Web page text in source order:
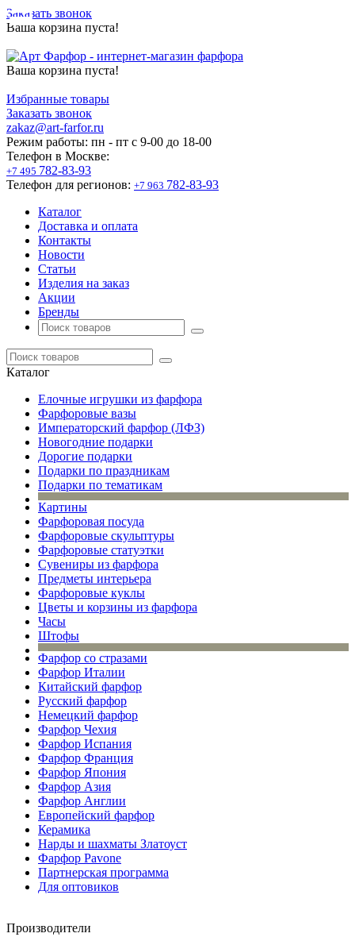
Заказать звонок
Ваша корзина пуста!
Ваша корзина пуста!
Избранные товары
Заказать звонок
zakaz@art-farfor.ru
Режим работы: пн - пт c 9-00 до 18-00
Телефон в Москве:
+7 495 782-83-93
Телефон для регионов: +7 963 782-83-93
Каталог
Доставка и оплата
Контакты
Новости
Статьи
Изделия на заказ
Акции
Бренды
Каталог
Елочные игрушки из фарфора
Фарфоровые вазы
Императорский фарфор (ЛФЗ)
Новогодние подарки
Дорогие подарки
Подарки по праздникам
Подарки по тематикам
Картины
Фарфоровая посуда
Фарфоровые скульптуры
Фарфоровые статуэтки
Сувениры из фарфора
Предметы интерьера
Фарфоровые куклы
Цветы и корзины из фарфора
Часы
Штофы
Фарфор со стразами
Фарфор Италии
Китайский фарфор
Русский фарфор
Немецкий фарфор
Фарфор Чехия
Фарфор Испания
Фарфор Франция
Фарфор Япония
Фарфор Азия
Фарфор Англии
Европейский фарфор
Керамика
Нарды и шахматы Златоуст
Фарфор Pavone
Партнерская программа
Для оптовиков
Производители